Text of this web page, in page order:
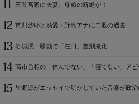
三笠宮家に夫妻、母娘の断絶が！
市川沙耶と熱愛・野島アナに二股の過去
岩城滉一騒動で「在日」差別激化
高市首相の「休んでない」「寝てない」ア
星野源がエッセイで明かしていた音楽が政